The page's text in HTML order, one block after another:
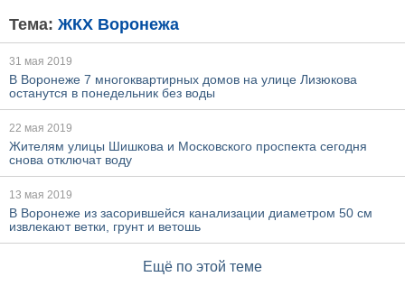
Тема: ЖКХ Воронежа
31 мая 2019
В Воронеже 7 многоквартирных домов на улице Лизюкова
останутся в понедельник без воды
22 мая 2019
Жителям улицы Шишкова и Московского проспекта сегодня
снова отключат воду
13 мая 2019
В Воронеже из засорившейся канализации диаметром 50 см
извлекают ветки, грунт и ветошь
Ещё по этой теме